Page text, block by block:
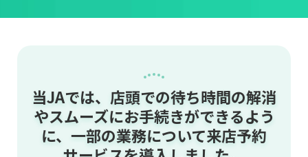
当JAでは、店頭での待ち時間の解消
やスムーズにお手続きができるよう
に、一部の業務について来店予約